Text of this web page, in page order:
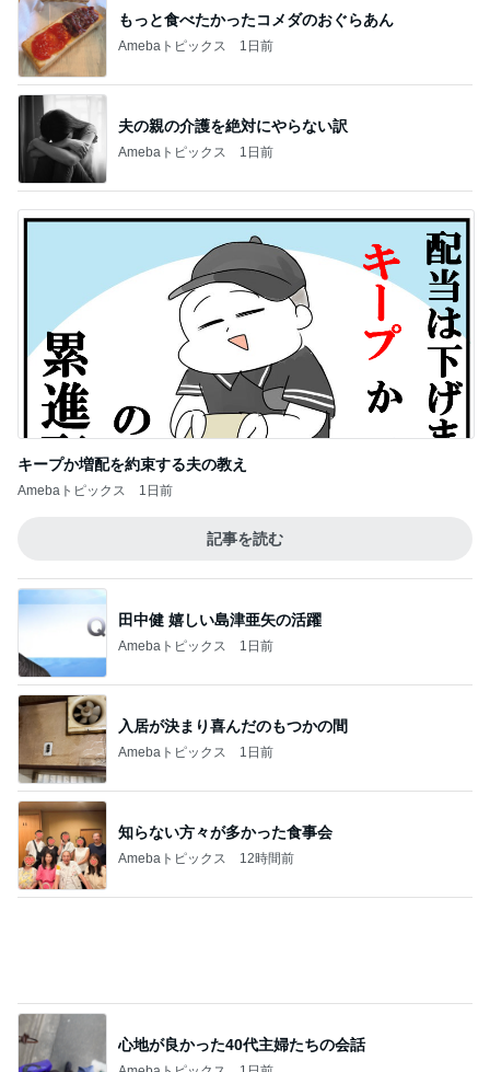
心地が良かった40代主婦たちの会話
Amebaトピックス 1日前
高橋真麻 特に美味しかったケジャン
Amebaトピックス 9時間前
記事を読む
Amebaトピックス 1日前
クロ 娘とお揃いカラーの靴下
Amebaトピックス 1日前
境内に出来ていた行列のその正体
Amebaトピックス 1日前
ご飯が柔らかいままの保冷バッグ
Amebaトピックス 11時間前